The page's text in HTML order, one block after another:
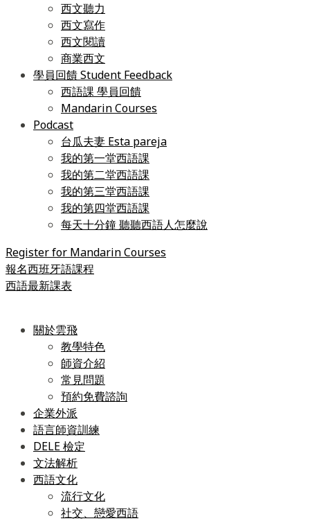
西文聽力
西文寫作
西文閱讀
商業西文
學員回饋 Student Feedback
西語課 學員回饋
Mandarin Courses
Podcast
台瓜夫妻 Esta pareja
我的第一堂西語課
我的第二堂西語課
我的第三堂西語課
我的第四堂西語課
每天十分鐘 聽聽西語人怎麼說
Register for Mandarin Courses
報名西班牙語課程
西語最新課表
關於雲飛
教學特色
師資介紹
常見問題
預約免費諮詢
企業外派
語言師資訓練
DELE 檢定
文法解析
西語文化
流行文化
社交、戀愛西語